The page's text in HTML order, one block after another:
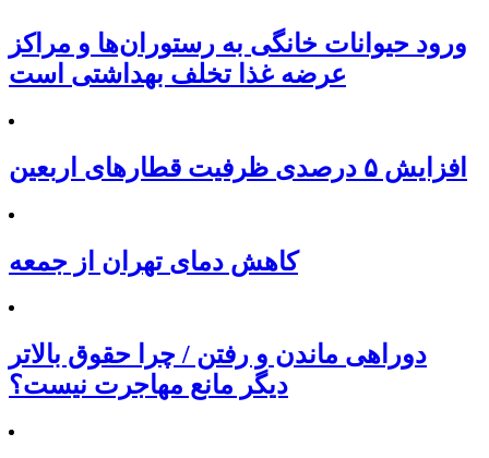
ورود حیوانات خانگی به رستوران‌ها و مراکز
عرضه غذا تخلف بهداشتی است
افزایش ۵ درصدی ظرفیت قطارهای اربعین
کاهش دمای تهران از جمعه
دوراهی ماندن و رفتن / چرا حقوق بالاتر
دیگر مانع مهاجرت نیست؟